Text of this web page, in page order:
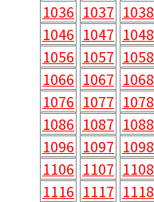
1036 1037 1038
1046 1047 1048
1056 1057 1058
1066 1067 1068
1076 1077 1078
1086 1087 1088
1096 1097 1098
1106 1107 1108
1116 1117 1118